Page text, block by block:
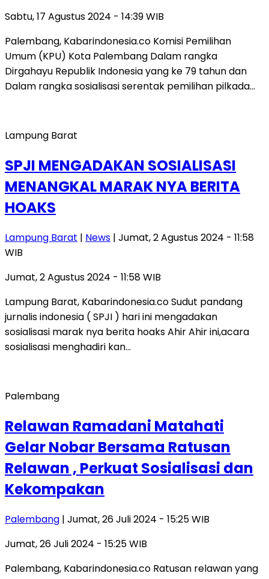
Sabtu, 17 Agustus 2024 - 14:39 WIB
Palembang, Kabarindonesia.co Komisi Pemilihan
Umum (KPU) Kota Palembang Dalam rangka
Dirgahayu Republik Indonesia yang ke 79 tahun dan
Dalam rangka sosialisasi serentak pemilihan pilkada…
Lampung Barat
SPJI MENGADAKAN SOSIALISASI
MENANGKAL MARAK NYA BERITA
HOAKS
Lampung Barat | News | Jumat, 2 Agustus 2024 - 11:58
WIB
Jumat, 2 Agustus 2024 - 11:58 WIB
Lampung Barat, Kabarindonesia.co Sudut pandang
jurnalis indonesia ( SPJI ) hari ini mengadakan
sosialisasi marak nya berita hoaks Ahir Ahir ini,acara
sosialisasi menghadiri kan…
Palembang
Relawan Ramadani Matahati
Gelar Nobar Bersama Ratusan
Relawan , Perkuat Sosialisasi dan
Kekompakan
Palembang | Jumat, 26 Juli 2024 - 15:25 WIB
Jumat, 26 Juli 2024 - 15:25 WIB
Palembang, Kabarindonesia.co Ratusan relawan yang